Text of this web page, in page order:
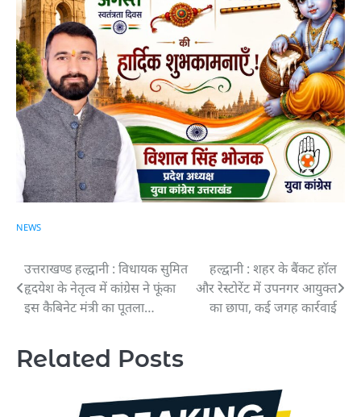
NEWS
Post
navigation
उत्तराखण्ड हल्द्वानी : विधायक सुमित
हृदयेश के नेतृत्व में कांग्रेस ने फूंका
इस कैबिनेट मंत्री का पूतला…
हल्द्वानी : शहर के बैंकट हॉल
और रेस्टोरेंट में उपनगर आयुक्त
का छापा, कई जगह कार्रवाई
Related Posts